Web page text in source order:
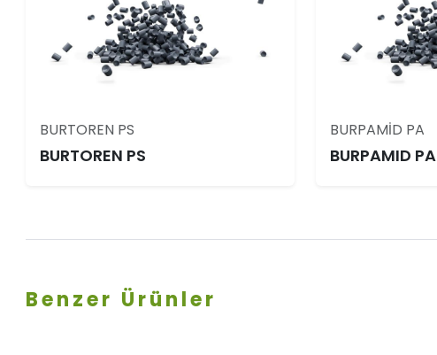
BURTOREN PS
BURTOREN PS
BURPAMİD PA
BURPAMID PA
Benzer Ürünler